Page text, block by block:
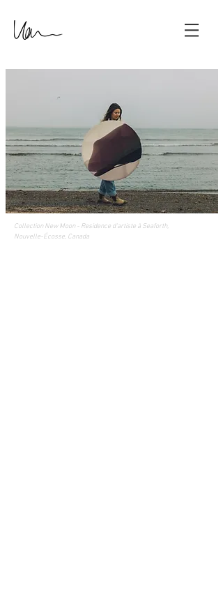
Collection New Moon - Residence d'artiste à Seaforth,
Nouvelle-Écosse, Canada